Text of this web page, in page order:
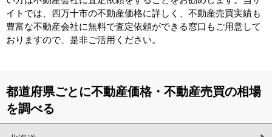
イトでは、四万十市の不動産価格に詳しく、不動産売買実績も
豊富な不動産会社に無料で査定依頼ができる窓口もご用意して
おりますので、是非ご活用ください。
都道府県ごとに不動産価格・不動産売買の相場
を調べる